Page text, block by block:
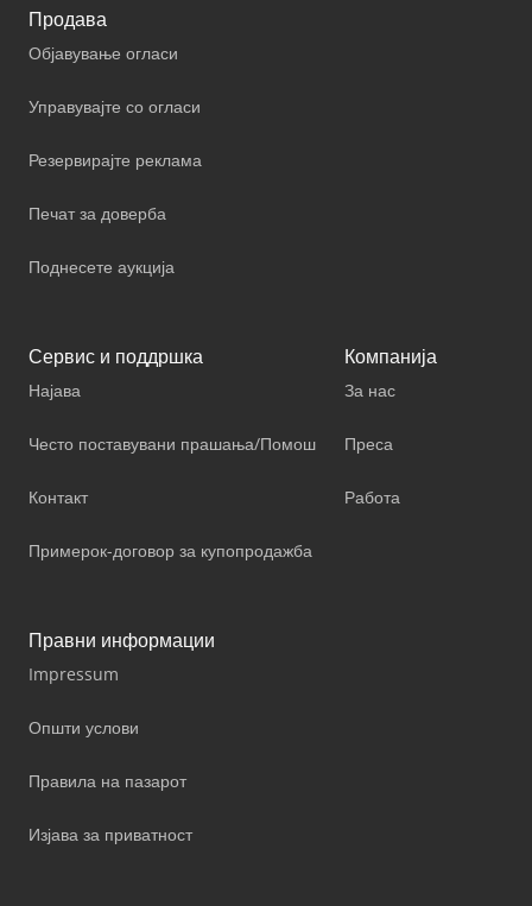
Продава
Објавување огласи
Управувајте со огласи
Резервирајте реклама
Печат за доверба
Поднесете аукција
Сервис и поддршка
Најава
Често поставувани прашања/Помош
Контакт
Примерок-договор за купопродажба
Компанија
За нас
Преса
Работа
Правни информации
Impressum
Општи услови
Правила на пазарот
Изјава за приватност